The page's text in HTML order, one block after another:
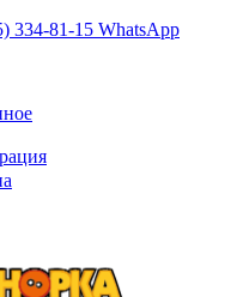
334-81-15 WhatsApp